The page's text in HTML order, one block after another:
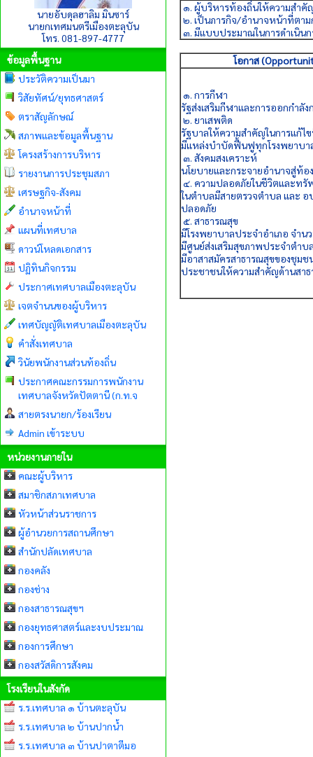
นายอับดุลฮาลิม มินซาร์
นายกเทศมนตรีเมืองตะลุบัน
โทร. 081-897-4777
ข้อมูลพื้นฐาน
ประวัติความเป็นมา
วิสัยทัศน์/ยุทธศาสตร์
ตราสัญลักษณ์
สภาพและข้อมูลพื้นฐาน
โครงสร้างการบริหาร
รายงานการประชุมสภา
เศรษฐกิจ-สังคม
อำนาจหน้าที่
แผนที่เทศบาล
ดาวน์โหลดเอกสาร
ปฏิทินกิจกรรม
ประกาศเทศบาลเมืองตะลุบัน
เจตจำนนของผู้บริหาร
เทศบัญญัติเทศบาลเมืองตะลุบัน
คำสั่งเทศบาล
วินัยพนักงานส่วนท้องถิ่น
ประกาศคณะกรรมการพนักงาน
เทศบาลจังหวัดปัตตานี (ก.ท.จ
สายตรงนายก/ร้องเรียน
Admin เข้าระบบ
หน่วยงานภายใน
คณะผู้บริหาร
สมาชิกสภาเทศบาล
หัวหน้าส่วนราชการ
ผู้อำนวยการสถานศึกษา
สำนักปลัดเทศบาล
กองคลัง
กองช่าง
กองสาธารณสุขฯ
กองยุทธศาสตร์และงบประมาณ
กองการศึกษา
กองสวัสดิการสังคม
โรงเรียนในสังกัด
ร.ร.เทศบาล ๑ บ้านตะลุบัน
ร.ร.เทศบาล ๒ บ้านปากน้ำ
ร.ร.เทศบาล ๓ บ้านปาตาตีมอ
๑. ผู้บริหารท้องถิ่นให้ความสำคั
๒. เป็นภารกิจ/อำนาจหน้าที่ตา
๓. มีแบบประมาณในการดำเนินก
โอกาส
๑. การกีฬา
รัฐส่งเสริมกีฬาและการออกกำลัง
๒. ยาเสพติด
รัฐบาลให้ความสำคัญในการแก้
มีแหล่งบำบัดฟื้นฟูทุกโรงพยาบา
๓. สังคมสงเคราะห์
นโยบายและกระจายอำนาจสู่ท้อ
๔. ความปลอดภัยในชีวิตและทรั
ในตำบลมีสายตรวจตำบล และ
ปลอดภัย
๕. สาธารณสุข
มีโรงพยาบาลประจำอำเภอ จำน
มีศูนย์ส่งเสริมสุขภาพประจำตำบ
มีอาสาสมัครสาธารณสุขของชุม
ประชาชนให้ความสำคัญด้านสา